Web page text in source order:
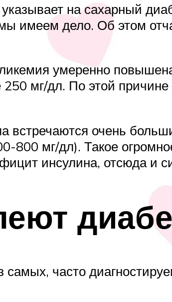
на сахарный
имеем дело. Об этом
умеренно
мг/дл. По этой
встречаются очень
800 мг/дл). Такое
инсулина, отсюда и
часто